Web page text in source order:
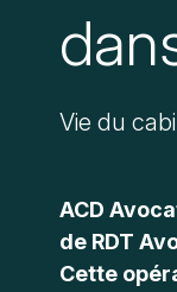
Vie du
ACD
de RDT
Cette